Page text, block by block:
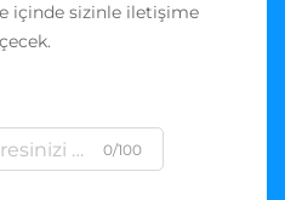
içinde sizinle iletişime
0/100